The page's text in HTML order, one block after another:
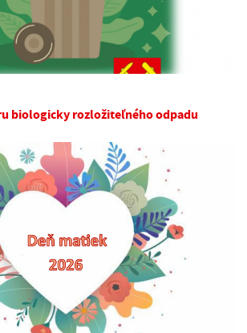
biologicky rozložiteľného odpadu